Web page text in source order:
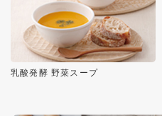
乳酸発酵 野菜スープ